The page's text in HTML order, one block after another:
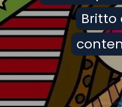
Britto
Britto